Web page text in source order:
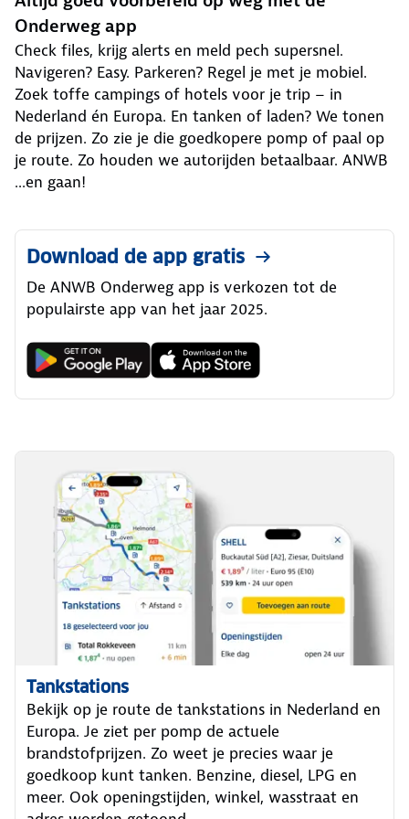
Onderweg app
Check files, krijg alerts en meld pech supersnel.
Navigeren? Easy. Parkeren? Regel je met je mobiel.
Zoek toffe campings of hotels voor je trip – in
Nederland én Europa. En tanken of laden? We tonen
de prijzen. Zo zie je die goedkopere pomp of paal op
je route. Zo houden we autorijden betaalbaar. ANWB
...en gaan!
Download de app gratis
De ANWB Onderweg app is verkozen tot de
populairste app van het jaar 2025.
Tankstations
Bekijk op je route de tankstations in Nederland en
Europa. Je ziet per pomp de actuele
brandstofprijzen. Zo weet je precies waar je
goedkoop kunt tanken. Benzine, diesel, LPG en
meer. Ook openingstijden, winkel, wasstraat en